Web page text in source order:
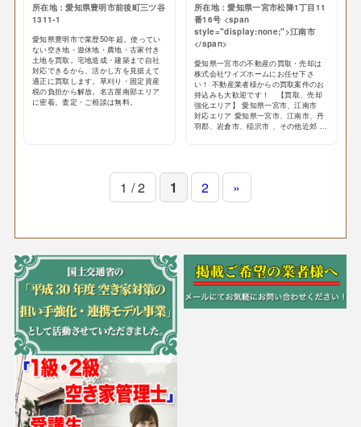
所在地：愛知県豊明市前後町三ツ谷
1311-1
愛知県豊明市で業歴50年超。使ってい
ない空き地・遊休地・農地・古家付き
土地を買取。宅地造成・建築まで自社
対応できるから、活かし方を見据えて
適正に買取します。草刈り・固定資産
税の負担から解放。名古屋南部エリア
に密着。査定・ご相談は無料。
所在地：愛知県一宮市松降1丁目11
番16号 <span
style="display:none;">江南市
</span>
愛知県一宮市の不動産の買取・売却は
株式会社ワイズホームにお任せ下さ
い！ 不動産業者様からの買取案件のお
持込みも大歓迎です！ 【買取、売却
強化エリア】 愛知県一宮市、江南市
対応エリア 愛知県一宮市、江南市、丹
羽郡、岩倉市、稲沢市 、その他近郊 ...
1 / 2 1 2 »